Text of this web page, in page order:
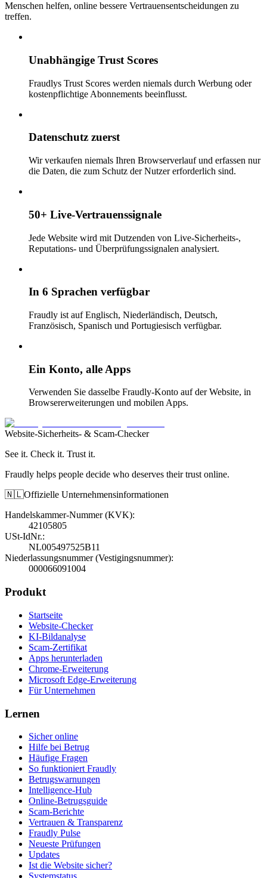
Menschen helfen, online bessere Vertrauensentscheidungen zu
treffen.
Unabhängige Trust Scores
Fraudlys Trust Scores werden niemals durch Werbung oder
kostenpflichtige Abonnements beeinflusst.
Datenschutz zuerst
Wir verkaufen niemals Ihren Browserverlauf und erfassen nur
die Daten, die zum Schutz der Nutzer erforderlich sind.
50+ Live-Vertrauenssignale
Jede Website wird mit Dutzenden von Live-Sicherheits-,
Reputations- und Überprüfungssignalen analysiert.
In 6 Sprachen verfügbar
Fraudly ist auf Englisch, Niederländisch, Deutsch,
Französisch, Spanisch und Portugiesisch verfügbar.
Ein Konto, alle Apps
Verwenden Sie dasselbe Fraudly-Konto auf der Website, in
Browsererweiterungen und mobilen Apps.
Website-Sicherheits- & Scam-Checker
See it. Check it. Trust it.
Fraudly helps people decide who deserves their trust online.
🇳🇱Offizielle Unternehmensinformationen
Handelskammer-Nummer (KVK):
42105805
USt-IdNr.:
NL005497525B11
Niederlassungsnummer (Vestigingsnummer):
000066091004
Produkt
Startseite
Website-Checker
KI-Bildanalyse
Scam-Zertifikat
Apps herunterladen
Chrome-Erweiterung
Microsoft Edge-Erweiterung
Für Unternehmen
Lernen
Sicher online
Hilfe bei Betrug
Häufige Fragen
So funktioniert Fraudly
Betrugswarnungen
Intelligence-Hub
Online-Betrugsguide
Scam-Berichte
Vertrauen & Transparenz
Fraudly Pulse
Neueste Prüfungen
Updates
Ist die Website sicher?